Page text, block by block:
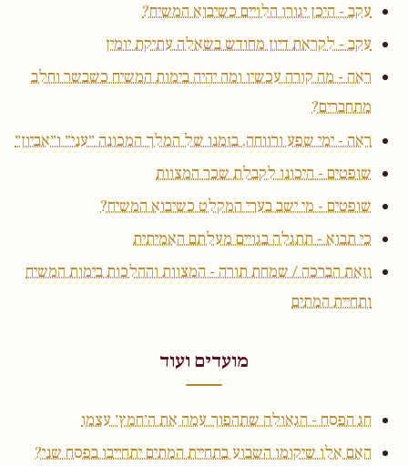
עקב - היכן יגורו הלויים כשיבוא המשיח?
עקב - לקראת דיון מחודש בשאלה עתיקת יומין
ראה - מה קורה עכשיו ומה יהיה בימות המשיח כשבשר וחלב
מתחברים?
ראה - ימי שפע ורווחה, בזמנו של המלך המכונה ״עני״ ו״אביון״
שופטים - היכונו לקבלת שכר המצוות
שופטים - מי ישב בערי המקלט כשיבוא המשיח?
כי תבוא - תתגלה בגויים מעלתם האמיתית
וזאת הברכה / שמחת תורה - המצוות וההלכות בימות המשיח
ותחיית המתים
מועדים ועוד
חג הפסח - הגאולה שתהפוך עמה את ה׳חמץ׳ עצמו
האם אלו שיקומו השבוע בתחיית המתים יתחייבו בפסח שני?